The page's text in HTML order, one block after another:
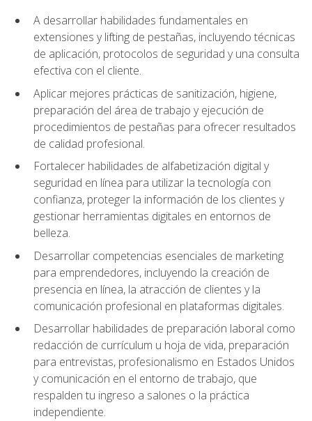
A desarrollar habilidades fundamentales en
extensiones y lifting de pestañas, incluyendo técnicas
de aplicación, protocolos de seguridad y una consulta
efectiva con el cliente.
Aplicar mejores prácticas de sanitización, higiene,
preparación del área de trabajo y ejecución de
procedimientos de pestañas para ofrecer resultados
de calidad profesional.
Fortalecer habilidades de alfabetización digital y
seguridad en línea para utilizar la tecnología con
confianza, proteger la información de los clientes y
gestionar herramientas digitales en entornos de
belleza.
Desarrollar competencias esenciales de marketing
para emprendedores, incluyendo la creación de
presencia en línea, la atracción de clientes y la
comunicación profesional en plataformas digitales.
Desarrollar habilidades de preparación laboral como
redacción de currículum u hoja de vida, preparación
para entrevistas, profesionalismo en Estados Unidos
y comunicación en el entorno de trabajo, que
respalden tu ingreso a salones o la práctica
independiente.